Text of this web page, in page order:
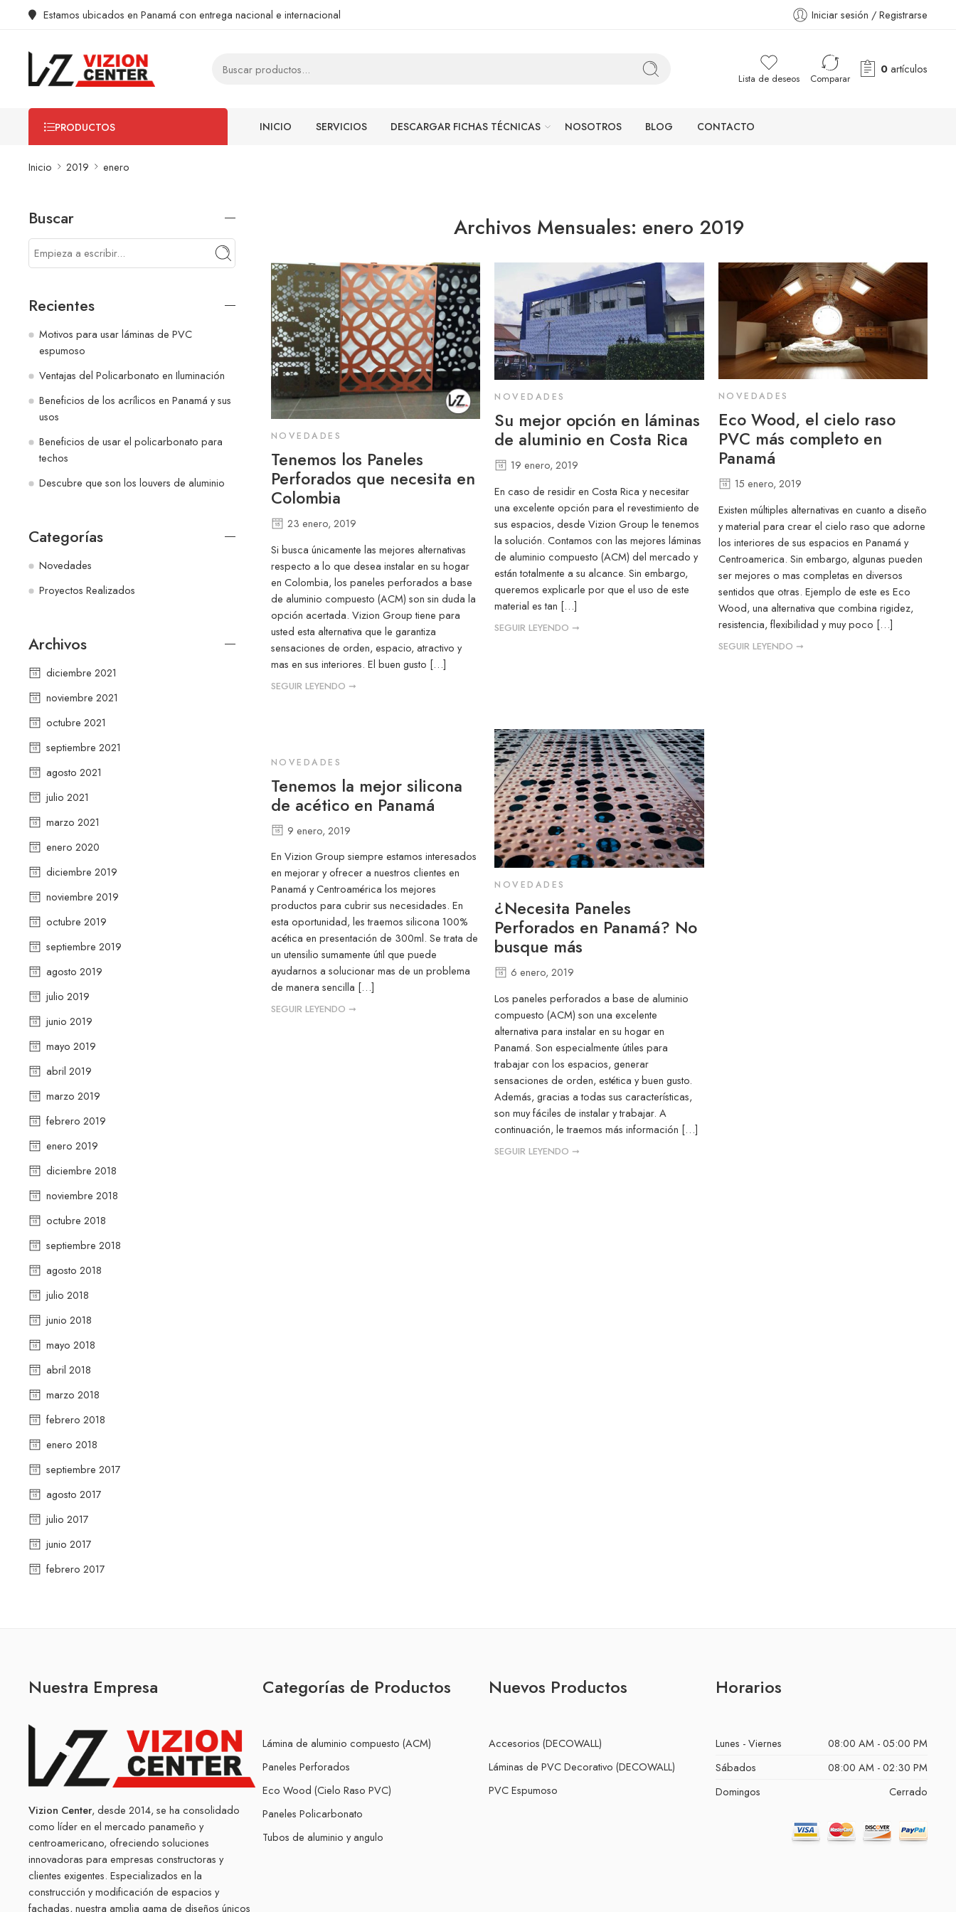
Estamos ubicados en Panamá con entrega nacional e internacional Iniciar sesión / Registrarse
Lista de deseos Comparar
0artículos
PRODUCTOS INICIO SERVICIOS DESCARGAR FICHAS TÉCNICAS NOSOTROS BLOG CONTACTO
Inicio 2019 enero
Archivos Mensuales: enero 2019
NOVEDADES
Tenemos los Paneles
Perforados que necesita en
Colombia
23 enero, 2019
Si busca únicamente las mejores alternativas
respecto a lo que desea instalar en su hogar
en Colombia, los paneles perforados a base
de aluminio compuesto (ACM) son sin duda la
opción acertada. Vizion Group tiene para
usted esta alternativa que le garantiza
sensaciones de orden, espacio, atractivo y
mas en sus interiores. El buen gusto […]
SEGUIR LEYENDO ➞
NOVEDADES
Su mejor opción en láminas
de aluminio en Costa Rica
19 enero, 2019
En caso de residir en Costa Rica y necesitar
una excelente opción para el revestimiento de
sus espacios, desde Vizion Group le tenemos
la solución. Contamos con las mejores láminas
de aluminio compuesto (ACM) del mercado y
están totalmente a su alcance. Sin embargo,
queremos explicarle por que el uso de este
material es tan […]
SEGUIR LEYENDO ➞
NOVEDADES
Eco Wood, el cielo raso
PVC más completo en
Panamá
15 enero, 2019
Existen múltiples alternativas en cuanto a diseño
y material para crear el cielo raso que adorne
los interiores de sus espacios en Panamá y
Centroamerica. Sin embargo, algunas pueden
ser mejores o mas completas en diversos
sentidos que otras. Ejemplo de este es Eco
Wood, una alternativa que combina rigidez,
resistencia, flexibilidad y muy poco […]
SEGUIR LEYENDO ➞
NOVEDADES
Tenemos la mejor silicona
de acético en Panamá
9 enero, 2019
En Vizion Group siempre estamos interesados
en mejorar y ofrecer a nuestros clientes en
Panamá y Centroamérica los mejores
productos para cubrir sus necesidades. En
esta oportunidad, les traemos silicona 100%
acética en presentación de 300ml. Se trata de
un utensilio sumamente útil que puede
ayudarnos a solucionar mas de un problema
de manera sencilla […]
SEGUIR LEYENDO ➞
NOVEDADES
¿Necesita Paneles
Perforados en Panamá? No
busque más
6 enero, 2019
Los paneles perforados a base de aluminio
compuesto (ACM) son una excelente
alternativa para instalar en su hogar en
Panamá. Son especialmente útiles para
trabajar con los espacios, generar
sensaciones de orden, estética y buen gusto.
Además, gracias a todas sus características,
son muy fáciles de instalar y trabajar. A
continuación, le traemos más información […]
SEGUIR LEYENDO ➞
Buscar
Recientes
Motivos para usar láminas de PVC
espumoso
Ventajas del Policarbonato en Iluminación
Beneficios de los acrílicos en Panamá y sus
usos
Beneficios de usar el policarbonato para
techos
Descubre que son los louvers de aluminio
Categorías
Novedades
Proyectos Realizados
Archivos
diciembre 2021
noviembre 2021
octubre 2021
septiembre 2021
agosto 2021
julio 2021
marzo 2021
enero 2020
diciembre 2019
noviembre 2019
octubre 2019
septiembre 2019
agosto 2019
julio 2019
junio 2019
mayo 2019
abril 2019
marzo 2019
febrero 2019
enero 2019
diciembre 2018
noviembre 2018
octubre 2018
septiembre 2018
agosto 2018
julio 2018
junio 2018
mayo 2018
abril 2018
marzo 2018
febrero 2018
enero 2018
septiembre 2017
agosto 2017
julio 2017
junio 2017
febrero 2017
Nuestra Empresa
Vizion Center, desde 2014, se ha consolidado
como líder en el mercado panameño y
centroamericano, ofreciendo soluciones
innovadoras para empresas constructoras y
clientes exigentes. Especializados en la
construcción y modificación de espacios y
fachadas, nuestra amplia gama de diseños únicos
Categorías de Productos
Lámina de aluminio compuesto (ACM)
Paneles Perforados
Eco Wood (Cielo Raso PVC)
Paneles Policarbonato
Tubos de aluminio y angulo
Nuevos Productos
Accesorios (DECOWALL)
Láminas de PVC Decorativo (DECOWALL)
PVC Espumoso
Horarios
Lunes - Viernes
08:00 AM - 05:00 PM
Sábados
08:00 AM - 02:30 PM
Domingos
Cerrado